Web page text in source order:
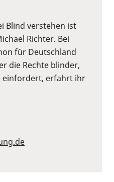
Blind verstehen ist
Richter. Bei
für Deutschland
die Rechte blinder,
einfordert, erfahrt ihr